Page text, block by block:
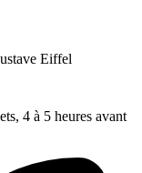
Eiffel
4 à 5 heures avant